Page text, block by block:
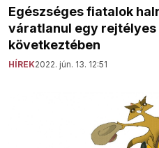
Egészséges fiatalok
váratlanul egy rejtélyes
következtében
HÍREK2022. jún. 13. 12:51